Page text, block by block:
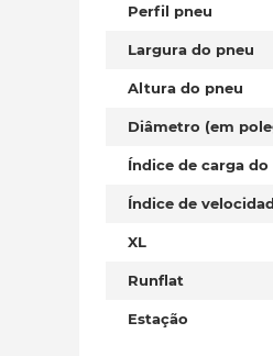
Perfil pneu
Largura do pneu
Altura do pneu
Diâmetro (em
Índice de carga do
Índice de
XL
Runflat
Estação